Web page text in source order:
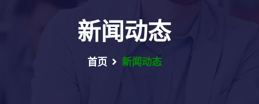
新闻动态
首页 新闻动态